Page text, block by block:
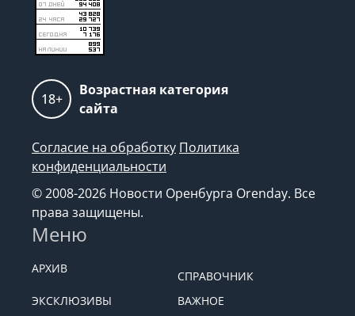
18+
Возрастная категория
сайта
Согласие на обработку Политика
конфиденциальности
© 2008-2026 Новости Оренбурга Orenday. Все
права защищены.
Меню
АРХИВ
СПРАВОЧНИК
ЭКСКЛЮЗИВЫ
ВАЖНОЕ